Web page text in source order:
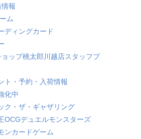
報
ム
ディングカード
ョップ桃太郎川越店スタッフブ
ト・予約・入荷情報
化中
ク・ザ・ギャザリング
OCGデュエルモンスターズ
ンカードゲーム